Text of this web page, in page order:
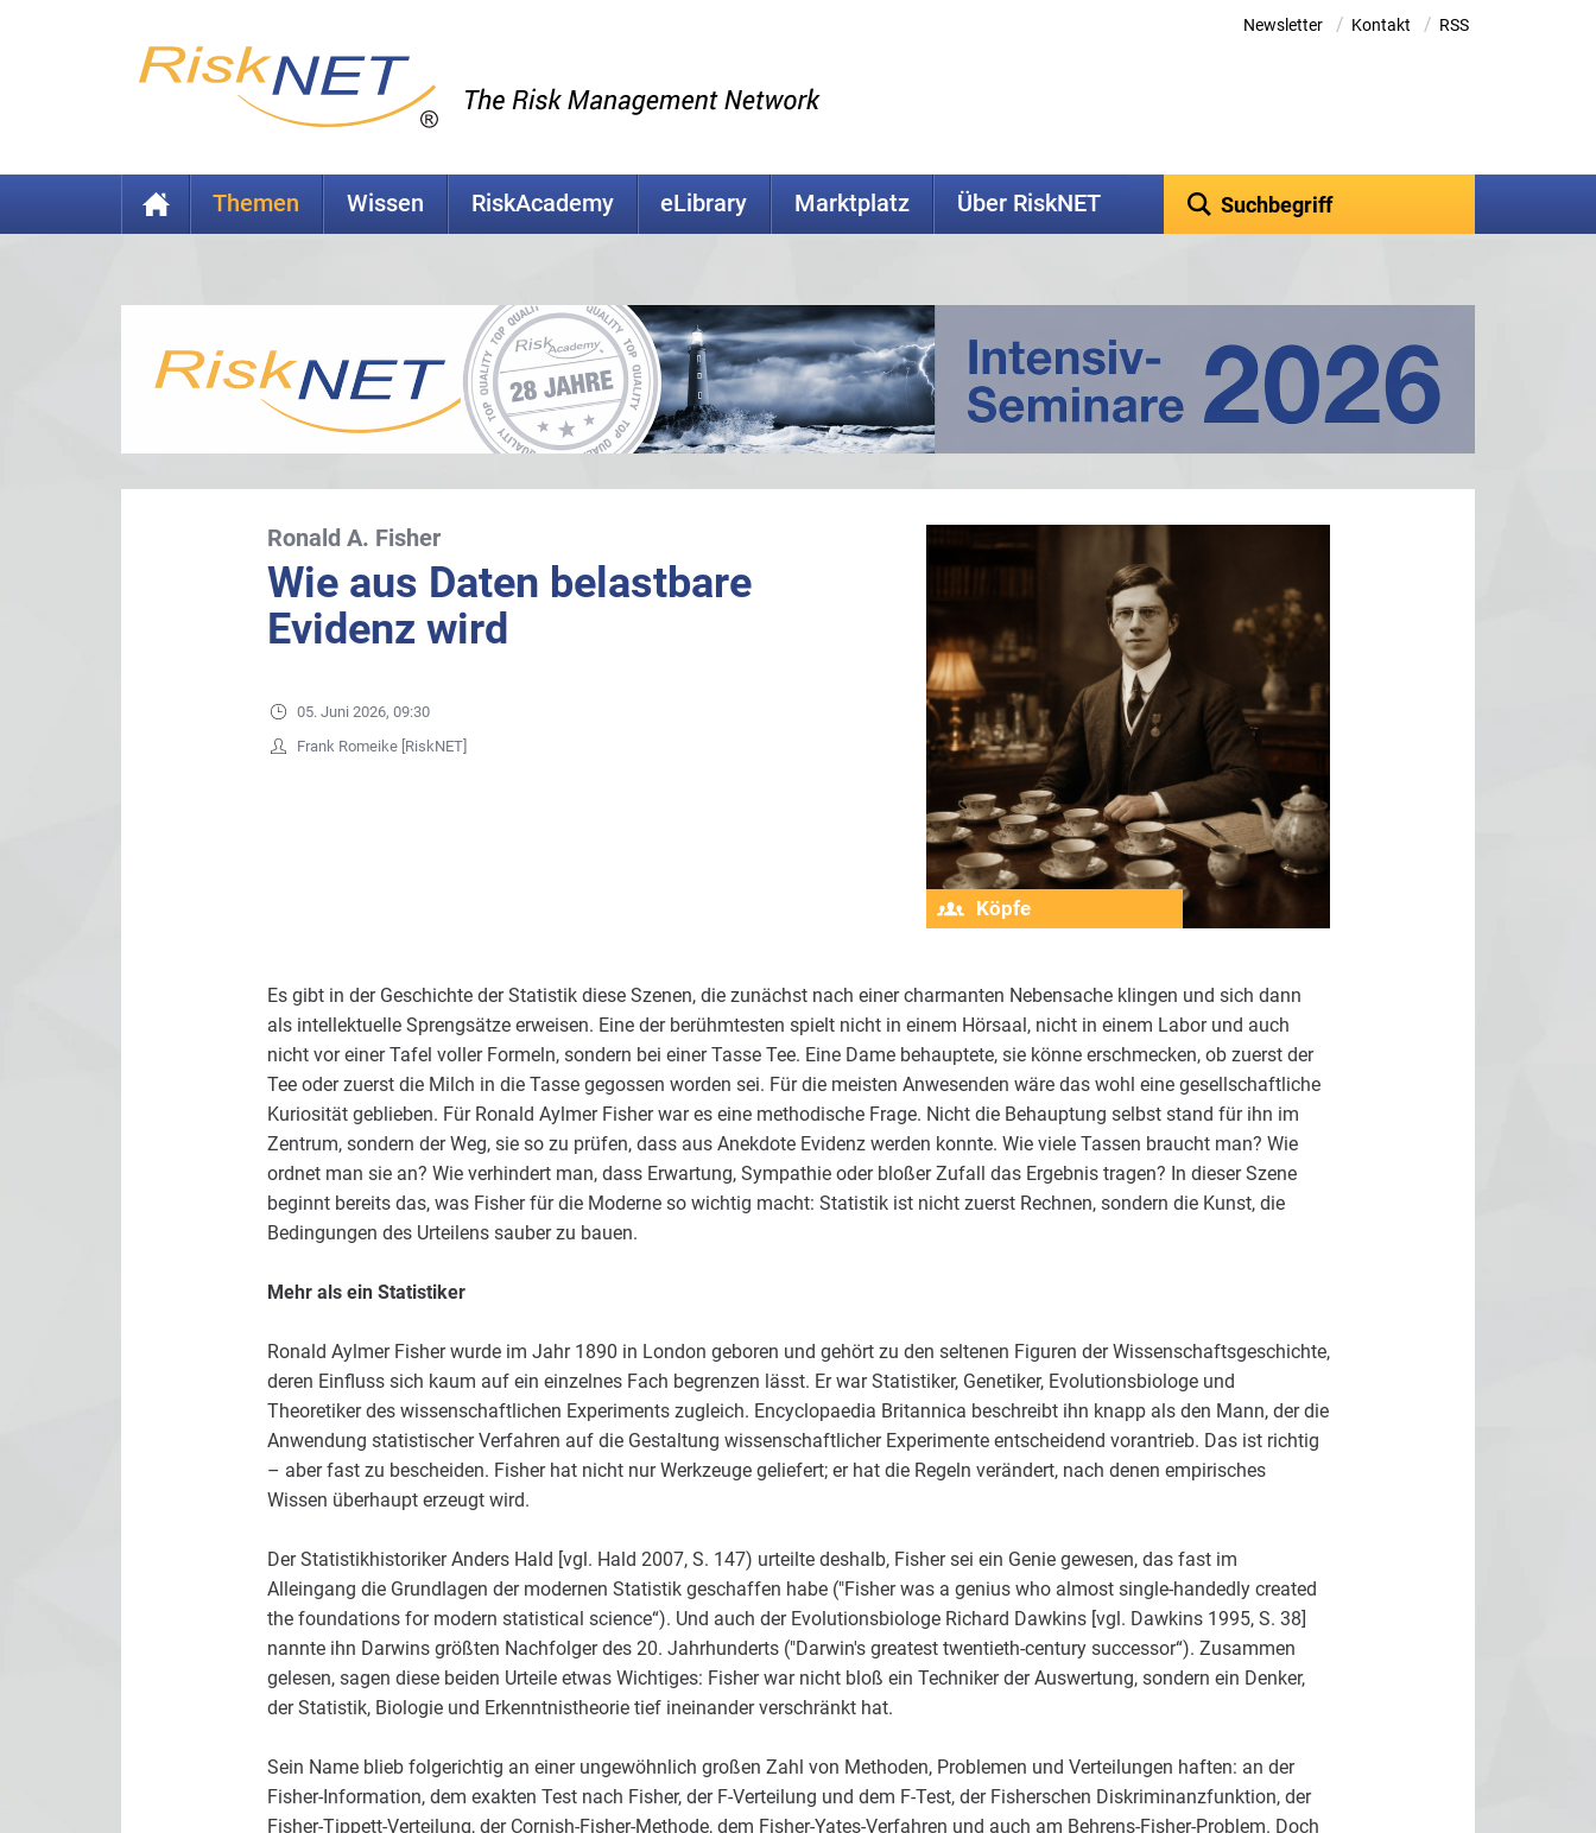
Newsletter / Kontakt / RSS
Themen Wissen RiskAcademy eLibrary Marktplatz Über RiskNET
Ronald A. Fisher
Wie aus Daten belastbare
Evidenz wird
05. Juni 2026, 09:30
Frank Romeike [RiskNET]
Köpfe
Es gibt in der Geschichte der Statistik diese Szenen, die zunächst nach einer charmanten Nebensache klingen und sich dann
als intellektuelle Sprengsätze erweisen. Eine der berühmtesten spielt nicht in einem Hörsaal, nicht in einem Labor und auch
nicht vor einer Tafel voller Formeln, sondern bei einer Tasse Tee. Eine Dame behauptete, sie könne erschmecken, ob zuerst der
Tee oder zuerst die Milch in die Tasse gegossen worden sei. Für die meisten Anwesenden wäre das wohl eine gesellschaftliche
Kuriosität geblieben. Für Ronald Aylmer Fisher war es eine methodische Frage. Nicht die Behauptung selbst stand für ihn im
Zentrum, sondern der Weg, sie so zu prüfen, dass aus Anekdote Evidenz werden konnte. Wie viele Tassen braucht man? Wie
ordnet man sie an? Wie verhindert man, dass Erwartung, Sympathie oder bloßer Zufall das Ergebnis tragen? In dieser Szene
beginnt bereits das, was Fisher für die Moderne so wichtig macht: Statistik ist nicht zuerst Rechnen, sondern die Kunst, die
Bedingungen des Urteilens sauber zu bauen.
Mehr als ein Statistiker
Ronald Aylmer Fisher wurde im Jahr 1890 in London geboren und gehört zu den seltenen Figuren der Wissenschaftsgeschichte,
deren Einfluss sich kaum auf ein einzelnes Fach begrenzen lässt. Er war Statistiker, Genetiker, Evolutionsbiologe und
Theoretiker des wissenschaftlichen Experiments zugleich. Encyclopaedia Britannica beschreibt ihn knapp als den Mann, der die
Anwendung statistischer Verfahren auf die Gestaltung wissenschaftlicher Experimente entscheidend vorantrieb. Das ist richtig
– aber fast zu bescheiden. Fisher hat nicht nur Werkzeuge geliefert; er hat die Regeln verändert, nach denen empirisches
Wissen überhaupt erzeugt wird.
Der Statistikhistoriker Anders Hald [vgl. Hald 2007, S. 147) urteilte deshalb, Fisher sei ein Genie gewesen, das fast im
Alleingang die Grundlagen der modernen Statistik geschaffen habe ("Fisher was a genius who almost single-handedly created
the foundations for modern statistical science“). Und auch der Evolutionsbiologe Richard Dawkins [vgl. Dawkins 1995, S. 38]
nannte ihn Darwins größten Nachfolger des 20. Jahrhunderts ("Darwin's greatest twentieth-century successor“). Zusammen
gelesen, sagen diese beiden Urteile etwas Wichtiges: Fisher war nicht bloß ein Techniker der Auswertung, sondern ein Denker,
der Statistik, Biologie und Erkenntnistheorie tief ineinander verschränkt hat.
Sein Name blieb folgerichtig an einer ungewöhnlich großen Zahl von Methoden, Problemen und Verteilungen haften: an der
Fisher-Information, dem exakten Test nach Fisher, der F-Verteilung und dem F-Test, der Fisherschen Diskriminanzfunktion, der
Fisher-Tippett-Verteilung, der Cornish-Fisher-Methode, dem Fisher-Yates-Verfahren und auch am Behrens-Fisher-Problem. Doch